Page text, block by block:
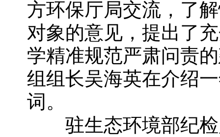
方环保厅局交流，了
对象的意见，提出了
学精准规范严肃问责
组组长吴海英在介绍
词。
驻生态环境部纪检